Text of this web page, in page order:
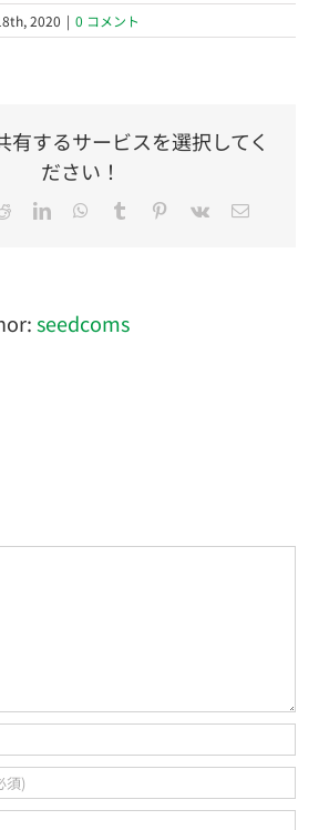
2020 | 0 コメント
有するサービスを選択してく
ださい！
RedditLinkedInWhatsApp
Tumblr Pinterest
Vk
電
seedcoms